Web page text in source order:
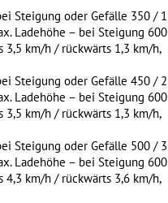
Steigung oder Gefälle 350 /
Ladehöhe – bei Steigung
3,5 km/h / rückwärts 1,3 km/h,
Steigung oder Gefälle 450 /
Ladehöhe – bei Steigung
3,5 km/h / rückwärts 1,3 km/h,
Steigung oder Gefälle 500 /
Ladehöhe – bei Steigung
4,3 km/h / rückwärts 3,6 km/h,